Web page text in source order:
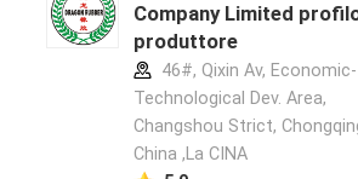
Company Limited
produttore
46#, Qixin Av, Economic-
Technological Dev. Area,
Changshou Strict,
China ,La CINA